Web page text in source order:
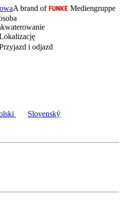
A brand of
Mediengruppe
i odjazd
Slovenský